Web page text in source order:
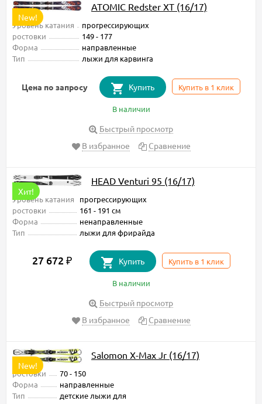
New!
ATOMIC Redster XT (16/17)
Уровень катания
прогрессирующих
ростовки
149 - 177
Форма
направленные
Тип
лыжи для карвинга
Цена по запросу Купить Купить в 1 клик
В наличии
Быстрый просмотр
В избранное
Сравнение
Хит!
HEAD Venturi 95 (16/17)
Уровень катания
прогрессирующих
ростовки
161 - 191 см
Форма
ненаправленные
Тип
лыжи для фрирайда
27 672 ₽ Купить Купить в 1 клик
В наличии
Быстрый просмотр
В избранное
Сравнение
New!
Salomon X-Max Jr (16/17)
ростовки
70 - 150
Форма
направленные
Тип
детские лыжи для